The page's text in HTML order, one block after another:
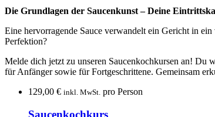
Die Grundlagen der Saucenkunst – Deine
Eine hervorragende Sauce verwandelt ein Gericht in
Perfektion?
Melde dich jetzt zu unseren Saucenkochkursen an! Du
für Anfänger sowie für Fortgeschrittene. Gemeinsam
129,00 € inkl. MwSt. pro Person
Saucenkochkurs